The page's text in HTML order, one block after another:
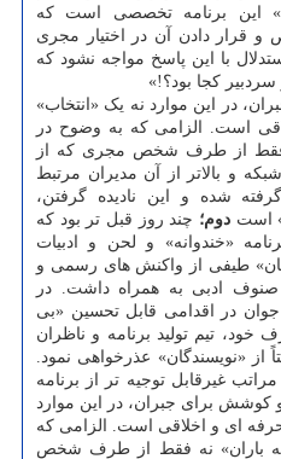
این برنامه تخصصی است که
قرار دادن آن در اختیار مجری
با این پاسخ مواجه نشود که
کجا بود؟!»
در این موارد نه یک «انتخاب»
است. الزامی که به وضوح در
نه فقط از طرف شخص مجری که از
و بالاتر از آن مدیران مرتبط
شده و این نادیده گرفتن،
است دوم؛ چند روز قبل تر بود که
«خندوانه» و لحن و ادبیات
طیفی از واکنش های رسمی و
ادبی به همراه داشت. در
در اقدامی قابل تحسین «بی
تیم تولید برنامه و ناظران
«نویسندگان» عذرخواهی نمود.
غیرقابل توجیه تر از برنامه
کوشش برای جبران، در این موارد
ای و اخلاقی است. الزامی که
باران» نه فقط از طرف شخص